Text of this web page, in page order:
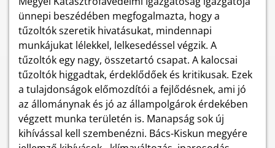
ünnepi beszédében megfogalmazta, hogy a
tűzoltók szeretik hivatásukat, mindennapi
munkájukat lélekkel, lelkesedéssel végzik. A
tűzoltók egy nagy, összetartó csapat. A kalocsai
tűzoltók higgadtak, érdeklődőek és kritikusak. Ezek
a tulajdonságok előmozdítói a fejlődésnek, ami jó
az állománynak és jó az állampolgárok érdekében
végzett munka területén is. Manapság sok új
kihívással kell szembenézni. Bács-Kiskun megyére